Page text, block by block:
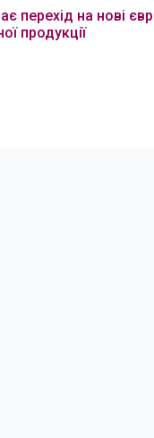
перехід на нові
продукції